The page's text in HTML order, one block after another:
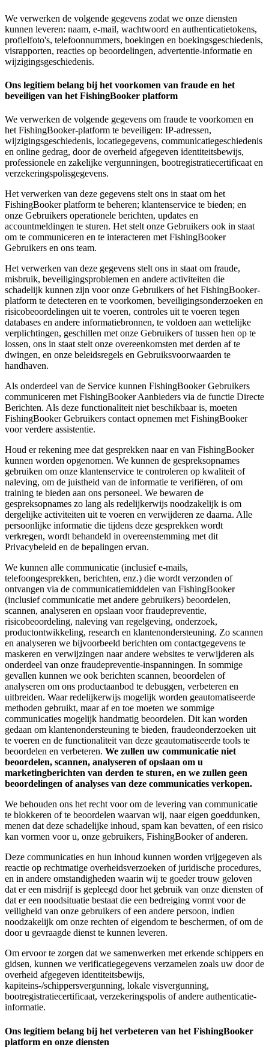
We verwerken de volgende gegevens zodat we onze diensten
kunnen leveren: naam, e-mail, wachtwoord en authenticatietokens,
profielfoto's, telefoonnummers, boekingen en boekingsgeschiedenis,
visrapporten, reacties op beoordelingen, advertentie-informatie en
wijzigingsgeschiedenis.
Ons legitiem belang bij het voorkomen van fraude en het
beveiligen van het FishingBooker platform
We verwerken de volgende gegevens om fraude te voorkomen en
het FishingBooker-platform te beveiligen: IP-adressen,
wijzigingsgeschiedenis, locatiegegevens, communicatiegeschiedenis
en online gedrag, door de overheid afgegeven identiteitsbewijs,
professionele en zakelijke vergunningen, bootregistratiecertificaat en
verzekeringspolisgegevens.
Het verwerken van deze gegevens stelt ons in staat om het
FishingBooker platform te beheren; klantenservice te bieden; en
onze Gebruikers operationele berichten, updates en
accountmeldingen te sturen. Het stelt onze Gebruikers ook in staat
om te communiceren en te interacteren met FishingBooker
Gebruikers en ons team.
Het verwerken van deze gegevens stelt ons in staat om fraude,
misbruik, beveiligingsproblemen en andere activiteiten die
schadelijk kunnen zijn voor onze Gebruikers of het FishingBooker-
platform te detecteren en te voorkomen, beveiligingsonderzoeken en
risicobeoordelingen uit te voeren, controles uit te voeren tegen
databases en andere informatiebronnen, te voldoen aan wettelijke
verplichtingen, geschillen met onze Gebruikers of tussen hen op te
lossen, ons in staat stelt onze overeenkomsten met derden af te
dwingen, en onze beleidsregels en Gebruiksvoorwaarden te
handhaven.
Als onderdeel van de Service kunnen FishingBooker Gebruikers
communiceren met FishingBooker Aanbieders via de functie Directe
Berichten. Als deze functionaliteit niet beschikbaar is, moeten
FishingBooker Gebruikers contact opnemen met FishingBooker
voor verdere assistentie.
Houd er rekening mee dat gesprekken naar en van FishingBooker
kunnen worden opgenomen. We kunnen de gespreksopnames
gebruiken om onze klantenservice te controleren op kwaliteit of
naleving, om de juistheid van de informatie te verifiëren, of om
training te bieden aan ons personeel. We bewaren de
gespreksopnames zo lang als redelijkerwijs noodzakelijk is om
dergelijke activiteiten uit te voeren en verwijderen ze daarna. Alle
persoonlijke informatie die tijdens deze gesprekken wordt
verkregen, wordt behandeld in overeenstemming met dit
Privacybeleid en de bepalingen ervan.
We kunnen alle communicatie (inclusief e-mails,
telefoongesprekken, berichten, enz.) die wordt verzonden of
ontvangen via de communicatiemiddelen van FishingBooker
(inclusief communicatie met andere gebruikers) beoordelen,
scannen, analyseren en opslaan voor fraudepreventie,
risicobeoordeling, naleving van regelgeving, onderzoek,
productontwikkeling, research en klantenondersteuning. Zo scannen
en analyseren we bijvoorbeeld berichten om contactgegevens te
maskeren en verwijzingen naar andere websites te verwijderen als
onderdeel van onze fraudepreventie-inspanningen. In sommige
gevallen kunnen we ook berichten scannen, beoordelen of
analyseren om ons productaanbod te debuggen, verbeteren en
uitbreiden. Waar redelijkerwijs mogelijk worden geautomatiseerde
methoden gebruikt, maar af en toe moeten we sommige
communicaties mogelijk handmatig beoordelen. Dit kan worden
gedaan om klantenondersteuning te bieden, fraudeonderzoeken uit
te voeren en de functionaliteit van deze geautomatiseerde tools te
beoordelen en verbeteren. We zullen uw communicatie niet
beoordelen, scannen, analyseren of opslaan om u
marketingberichten van derden te sturen, en we zullen geen
beoordelingen of analyses van deze communicaties verkopen.
We behouden ons het recht voor om de levering van communicatie
te blokkeren of te beoordelen waarvan wij, naar eigen goeddunken,
menen dat deze schadelijke inhoud, spam kan bevatten, of een risico
kan vormen voor u, onze gebruikers, FishingBooker of anderen.
Deze communicaties en hun inhoud kunnen worden vrijgegeven als
reactie op rechtmatige overheidsverzoeken of juridische procedures,
en in andere omstandigheden waarin wij te goeder trouw geloven
dat er een misdrijf is gepleegd door het gebruik van onze diensten of
dat er een noodsituatie bestaat die een bedreiging vormt voor de
veiligheid van onze gebruikers of een andere persoon, indien
noodzakelijk om onze rechten of eigendom te beschermen, of om de
door u gevraagde dienst te kunnen leveren.
Om ervoor te zorgen dat we samenwerken met erkende schippers en
gidsen, kunnen we verificatiegegevens verzamelen zoals uw door de
overheid afgegeven identiteitsbewijs,
kapiteins-/schippersvergunning, lokale visvergunning,
bootregistratiecertificaat, verzekeringspolis of andere authenticatie-
informatie.
Ons legitiem belang bij het verbeteren van het FishingBooker
platform en onze diensten